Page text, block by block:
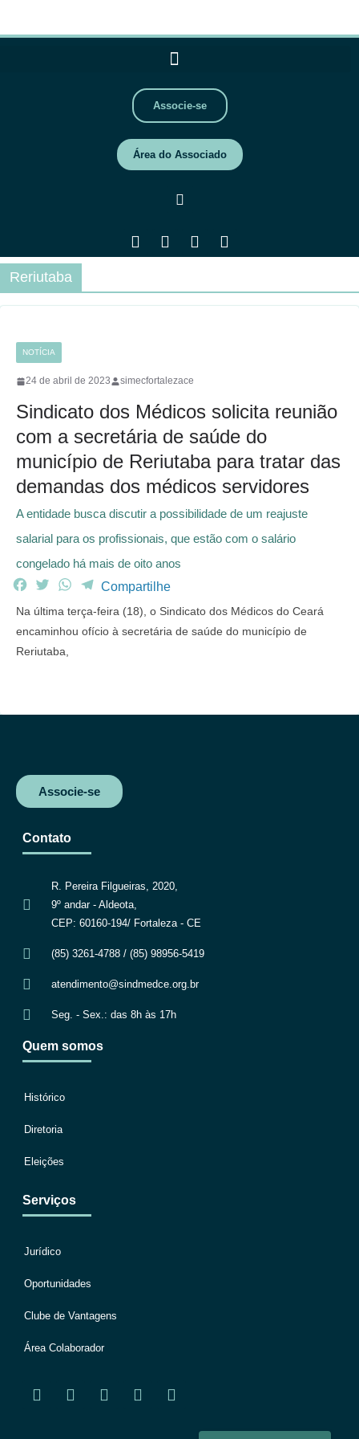
Associe-se
Área do Associado
Reriutaba
NOTÍCIA
24 de abril de 2023 simecfortalezace
Sindicato dos Médicos solicita reunião
com a secretária de saúde do
município de Reriutaba para tratar das
demandas dos médicos servidores
A entidade busca discutir a possibilidade de um reajuste
salarial para os profissionais, que estão com o salário
congelado há mais de oito anos
F
c
e
b
T
i
t
t
W
a
t
T
l
e
Compartilhe
Na última terça-feira (18), o Sindicato dos Médicos do Ceará
encaminhou ofício à secretária de saúde do município de
Reriutaba,
Associe-se
Contato
R. Pereira Filgueiras, 2020,
9º andar - Aldeota,
CEP: 60160-194/ Fortaleza - CE
(85) 3261-4788 / (85) 98956-5419
atendimento@sindmedce.org.br
Seg. - Sex.: das 8h às 17h
Quem somos
Histórico
Diretoria
Eleições
Serviços
Jurídico
Oportunidades
Clube de Vantagens
Área Colaborador